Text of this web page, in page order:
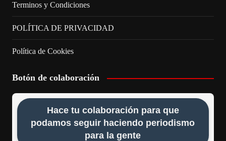
Terminos y Condiciones
POLÍTICA DE PRIVACIDAD
Política de Cookies
Botón de colaboración
Hace tu colaboración para que
podamos seguir haciendo periodismo
para la gente